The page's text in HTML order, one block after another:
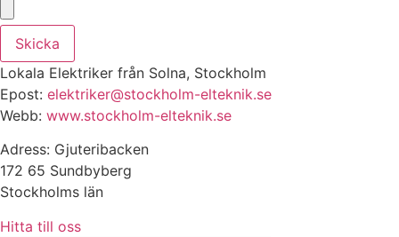
Skicka
Lokala Elektriker från Solna, Stockholm
Epost: elektriker@stockholm-elteknik.se
Webb: www.stockholm-elteknik.se
Adress: Gjuteribacken
172 65 Sundbyberg
Stockholms län
Hitta till oss